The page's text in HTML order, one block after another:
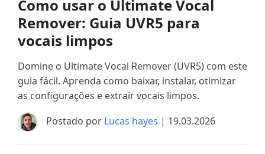
Como usar o Ultimate Vocal
Remover: Guia UVR5 para
vocais limpos
Domine o Ultimate Vocal Remover (UVR5) com este
guia fácil. Aprenda como baixar, instalar, otimizar
as configurações e extrair vocais limpos.
Postado por Lucas hayes | 19.03.2026